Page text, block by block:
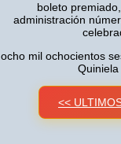
boleto
administración
ocho mil ochocientos
<<